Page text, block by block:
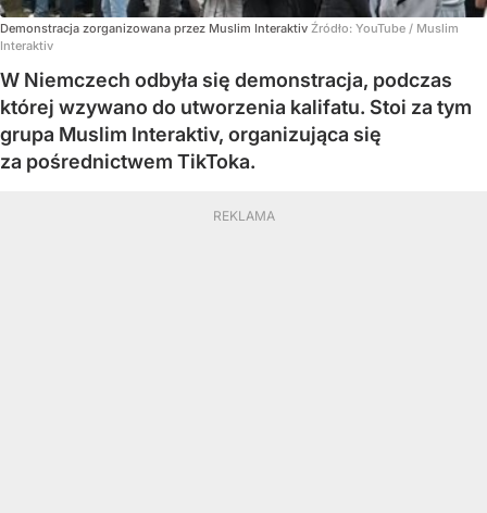
Demonstracja zorganizowana przez Muslim Interaktiv Źródło: YouTube / Muslim
Interaktiv
W Niemczech odbyła się demonstracja, podczas
której wzywano do utworzenia kalifatu. Stoi za tym
grupa Muslim Interaktiv, organizująca się
za pośrednictwem TikToka.